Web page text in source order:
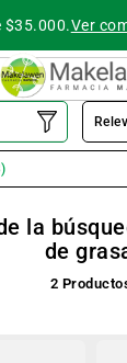
$35.000.Ver
la
de
2